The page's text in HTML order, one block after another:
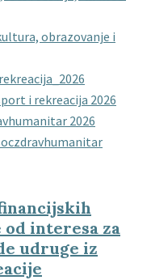
obrazovanje i
i rekreacija 2026
2026
interesa za
udruge iz